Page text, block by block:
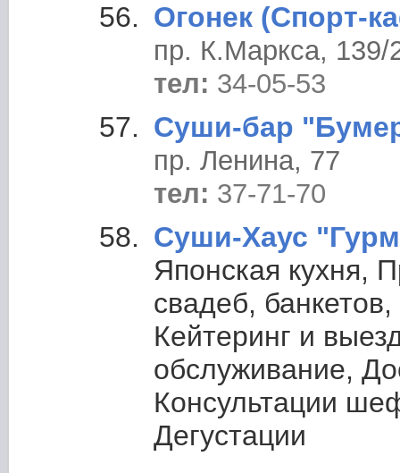
Огонек (Спорт-
пр. К.Маркса, 139/
тел: 34-05-53
Суши-бар
пр. Ленина, 77
тел: 37-71-70
Суши-Хаус
Японская кухня,
свадеб,
Кейтеринг и
обслуживание,
Консультации
Дегустации